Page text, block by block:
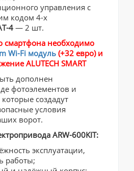
управления с
кодом 4-х
4— 2 шт.
смартфона необходимо
Wi-Fi модуль (+32 евро) и
ALUTECH SMART
дополнен
фотоэлементов и
создадут
условия
ворот.
ARW-600KIT:
эксплуатации,
работы;